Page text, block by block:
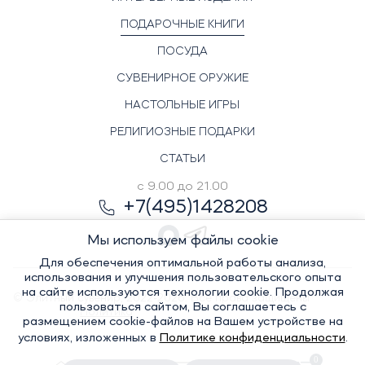
ПОДАРОЧНЫЕ КНИГИ
ПОСУДА
СУВЕНИРНОЕ ОРУЖИЕ
НАСТОЛЬНЫЕ ИГРЫ
РЕЛИГИОЗНЫЕ ПОДАРКИ
СТАТЬИ
с 9.00 до 21.00
+7(495)1428208
© Элитный сувенир, 2022-2026. Все права защищены
Политика
Мы используем файлы cookie
Для обеспечения оптимальной работы анализа,
использования и улучшения пользовательского опыта
на сайте используются технологии cookie. Продолжая
пользоваться сайтом, Вы соглашаетесь с
размещением cookie-файлов на Вашем устройстве на
условиях, изложенных в Политике конфиденциальности.